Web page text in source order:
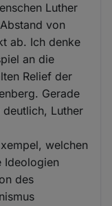
Luther
von
ab. Ich denke
an die
Relief der
Gerade
Luther
welchen
Ideologien
des